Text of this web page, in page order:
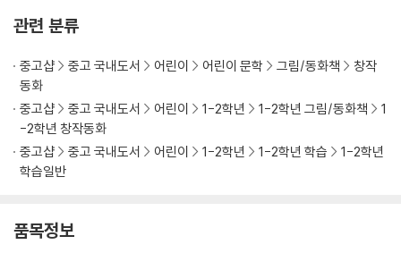
관련 분류
중고샵 중고 국내도서 어린이 어린이 문학 그림/동화책
창작
동화
중고샵
중고 국내도서 어린이 1-2학년 1-2학년 그림/동화책
1
-2학년 창작동화
중고샵
중고 국내도서 어린이 1-2학년 1-2학년 학습
1-2학년
학습일반
품목정보